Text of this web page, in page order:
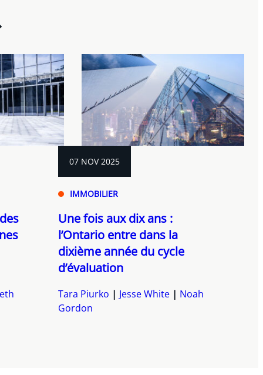
07 NOV 2025
IMMOBILIER
Une fois aux dix ans :
l’Ontario entre dans la
dixième année du cycle
d’évaluation
Tara Piurko Jesse White
Noah
Gordon